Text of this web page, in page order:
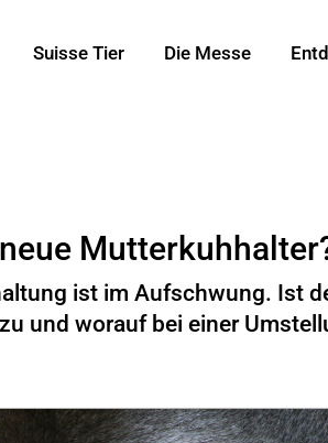
Suisse Tier Die Messe
ist im Aufschwung. Ist
und worauf bei einer